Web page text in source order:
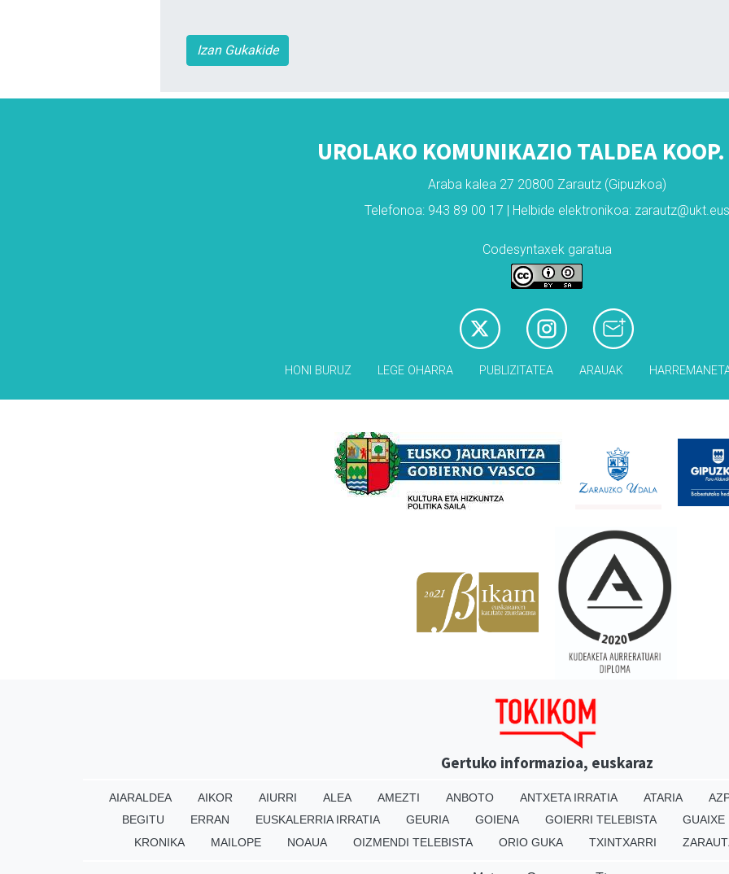
Izan Gukakide
UROLAKO KOMUNIKAZIO TALDEA
Araba kalea 27 20800 Zarautz (Gipuzkoa)
Telefonoa: 943 89 00 17 | Helbide elektronikoa: zarautz@ukt.eus
Codesyntaxek garatua
HONI BURUZ LEGE OHARRA PUBLIZITATEA ARAUAK
Gertuko informazioa, euskaraz
AIARALDEA AIKOR AIURRI ALEA AMEZTI ANBOTO ANTXETA IRRATIA ATARIA
BEGITU
ERRAN EUSKALERRIA IRRATIA GEURIA GOIENA GOIERRI TELEBISTA
GUAIXE
KRONIKA
MAILOPE NOAUA OIZMENDI TELEBISTA ORIO GUKA TXINTXARRI